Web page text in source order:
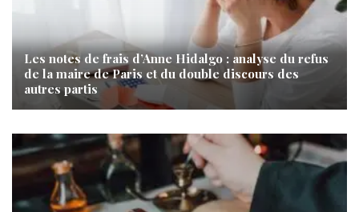
Les notes de frais d’Anne Hidalgo : analyse du refus
de la maire de Paris et du double discours des
autres partis